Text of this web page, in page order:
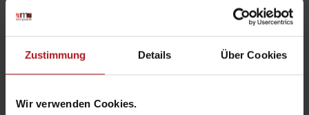
Zustimmung Details Über Cookies
Wir verwenden Cookies.
LeiKaFlex 1465-RE – Nachhaltiger Schutz für die Hände
Innovativ & stark!